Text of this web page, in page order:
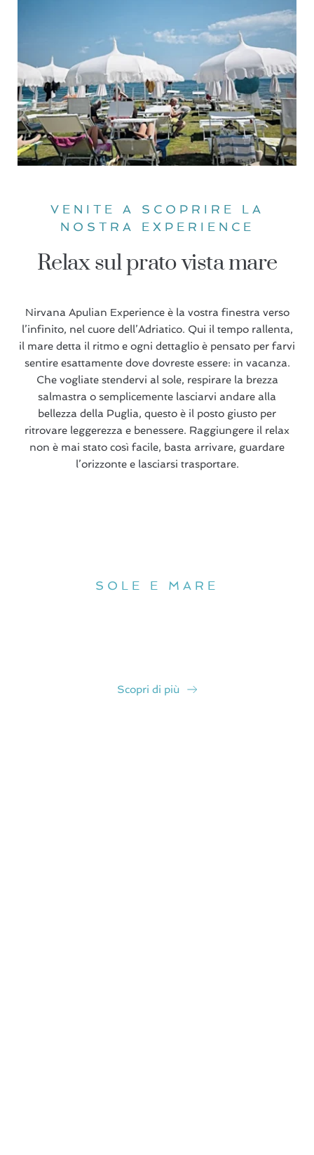
VENITE A SCOPRIRE LA
NOSTRA EXPERIENCE
Relax sul prato vista mare
Nirvana Apulian Experience è la vostra finestra verso
l’infinito, nel cuore dell’Adriatico. Qui il tempo rallenta,
il mare detta il ritmo e ogni dettaglio è pensato per farvi
sentire esattamente dove dovreste essere: in vacanza.
Che vogliate stendervi al sole, respirare la brezza
salmastra o semplicemente lasciarvi andare alla
bellezza della Puglia, questo è il posto giusto per
ritrovare leggerezza e benessere. Raggiungere il relax
non è mai stato così facile, basta arrivare, guardare
l’orizzonte e lasciarsi trasportare.
SOLE E MARE
Scopri di più